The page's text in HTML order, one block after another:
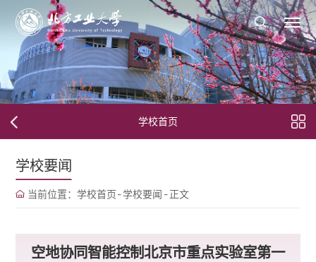
学校首页
学校要闻
当前位置： 学校首页-学校要闻 -正文
空地协同智能控制北京市重点实验室第一